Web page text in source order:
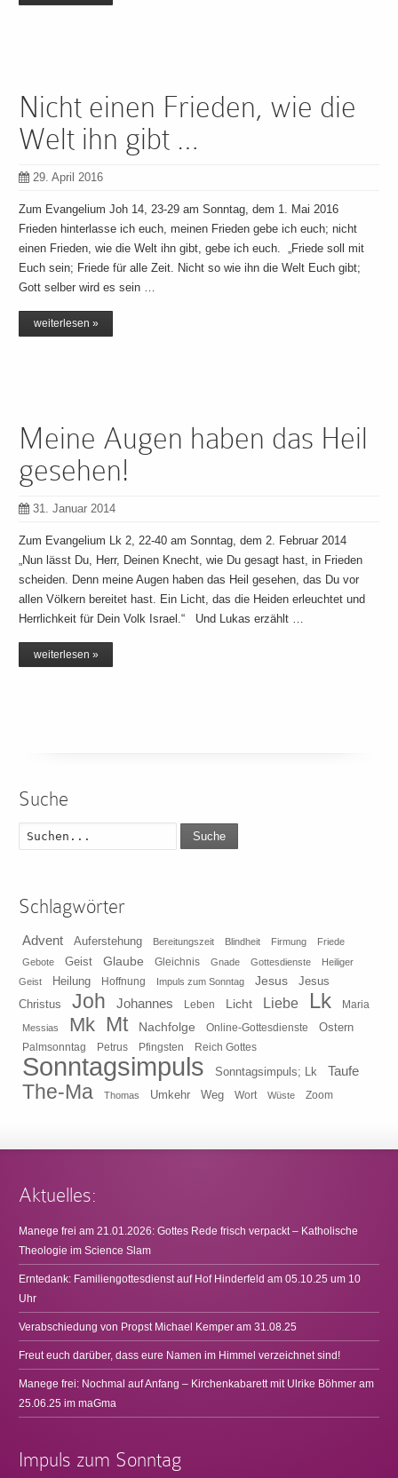
Nicht einen Frieden, wie die
Welt ihn gibt …
29. April 2016
Zum Evangelium Joh 14, 23-29 am Sonntag, dem 1. Mai 2016
Frieden hinterlasse ich euch, meinen Frieden gebe ich euch; nicht
einen Frieden, wie die Welt ihn gibt, gebe ich euch. „Friede soll mit
Euch sein; Friede für alle Zeit. Nicht so wie ihn die Welt Euch gibt;
Gott selber wird es sein …
weiterlesen »
Meine Augen haben das Heil
gesehen!
31. Januar 2014
Zum Evangelium Lk 2, 22-40 am Sonntag, dem 2. Februar 2014
„Nun lässt Du, Herr, Deinen Knecht, wie Du gesagt hast, in Frieden
scheiden. Denn meine Augen haben das Heil gesehen, das Du vor
allen Völkern bereitet hast. Ein Licht, das die Heiden erleuchtet und
Herrlichkeit für Dein Volk Israel.“ Und Lukas erzählt …
weiterlesen »
Suche
Suche
Schlagwörter
Advent Auferstehung Bereitungszeit Blindheit Firmung
Friede
Gebote
Geist Glaube Gleichnis Gnade Gottesdienste
Heiliger
Geist
Heilung Hoffnung Impuls zum Sonntag Jesus
Jesus
Christus
Joh Johannes Leben Licht Liebe Lk Maria
Messias Mk Mt Nachfolge Online-Gottesdienste Ostern
Palmsonntag Petrus Pfingsten Reich Gottes
Sonntagsimpuls Sonntagsimpuls; Lk Taufe
The-Ma Thomas Umkehr Weg Wort Wüste Zoom
Aktuelles:
Manege frei am 21.01.2026: Gottes Rede frisch verpackt – Katholische
Theologie im Science Slam
Erntedank: Familiengottesdienst auf Hof Hinderfeld am 05.10.25 um 10
Uhr
Verabschiedung von Propst Michael Kemper am 31.08.25
Freut euch darüber, dass eure Namen im Himmel verzeichnet sind!
Manege frei: Nochmal auf Anfang – Kirchenkabarett mit Ulrike Böhmer am
25.06.25 im maGma
Impuls zum Sonntag